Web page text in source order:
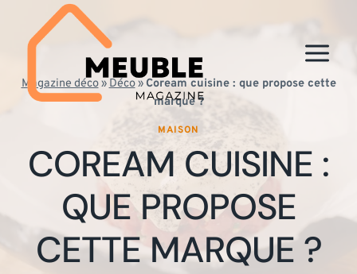
contenu
Magazine déco»Déco» Coream cuisine : que propose cette
marque ?
MAISON
COREAM CUISINE :
QUE PROPOSE
CETTE MARQUE ?